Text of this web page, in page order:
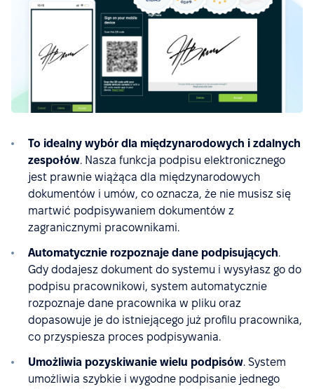
To idealny wybór dla międzynarodowych i zdalnych
zespołów. Nasza funkcja podpisu elektronicznego
jest prawnie wiążąca dla międzynarodowych
dokumentów i umów, co oznacza, że nie musisz się
martwić podpisywaniem dokumentów z
zagranicznymi pracownikami.
Automatycznie rozpoznaje dane podpisujących.
Gdy dodajesz dokument do systemu i wysyłasz go do
podpisu pracownikowi, system automatycznie
rozpoznaje dane pracownika w pliku oraz
dopasowuje je do istniejącego już profilu pracownika,
co przyspiesza proces podpisywania.
Umożliwia pozyskiwanie wielu podpisów. System
umożliwia szybkie i wygodne podpisanie jednego